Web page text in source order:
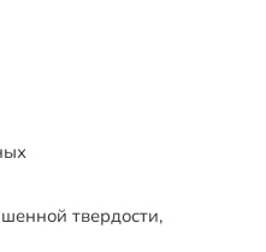
твердости,